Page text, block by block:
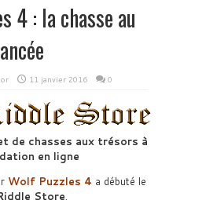
4 : la chasse au
11 janvier 2016 0
de chasses aux trésors à
en ligne
Wolf Puzzles 4 a débuté le
Store.